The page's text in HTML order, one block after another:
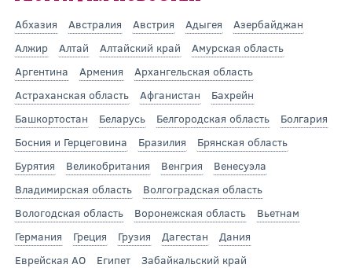
Абхазия Австралия Австрия Адыгея
Азербайджан
Алжир
Алтай Алтайский край
Амурская область
Аргентина
Армения
Архангельская область
Астраханская область
Афганистан
Бахрейн
Башкортостан
Беларусь Белгородская область
Болгария
Босния и Герцеговина
Бразилия
Брянская область
Бурятия
Великобритания Венгрия
Венесуэла
Владимирская область
Волгоградская область
Вологодская область
Воронежская область
Вьетнам
Германия
Греция Грузия Дагестан
Дания
Еврейская АО
Египет
Забайкальский край